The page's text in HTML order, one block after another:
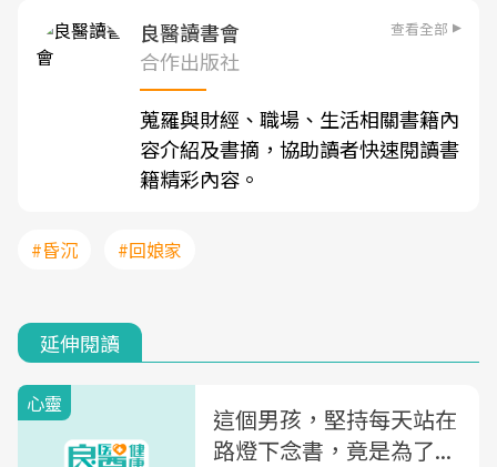
良醫讀書會 查看全部
合作出版社
蒐羅與財經、職場、生活相關書籍內
容介紹及書摘，協助讀者快速閱讀書
籍精彩內容。
#昏沉 #回娘家
延伸閱讀
心靈
這個男孩，堅持每天站在
路燈下念書，竟是為了...